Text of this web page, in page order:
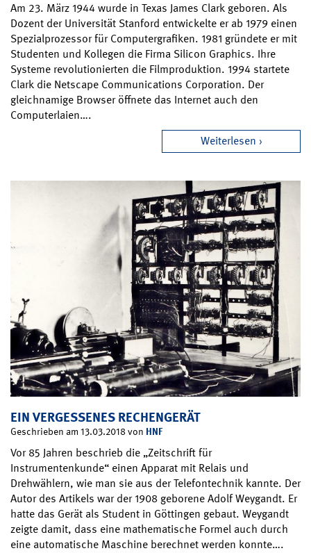
Am 23. März 1944 wurde in Texas James Clark geboren. Als
Dozent der Universität Stanford entwickelte er ab 1979 einen
Spezialprozessor für Computergrafiken. 1981 gründete er mit
Studenten und Kollegen die Firma Silicon Graphics. Ihre
Systeme revolutionierten die Filmproduktion. 1994 startete
Clark die Netscape Communications Corporation. Der
gleichnamige Browser öffnete das Internet auch den
Computerlaien….
Weiterlesen
EIN VERGESSENES RECHENGERÄT
Geschrieben am 13.03.2018 von HNF
Vor 85 Jahren beschrieb die „Zeitschrift für
Instrumentenkunde“ einen Apparat mit Relais und
Drehwählern, wie man sie aus der Telefontechnik kannte. Der
Autor des Artikels war der 1908 geborene Adolf Weygandt. Er
hatte das Gerät als Student in Göttingen gebaut. Weygandt
zeigte damit, dass eine mathematische Formel auch durch
eine automatische Maschine berechnet werden konnte….